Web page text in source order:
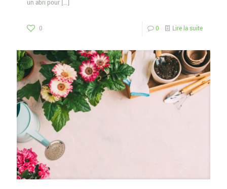
un abri pour […]
0 0 Lire la suite